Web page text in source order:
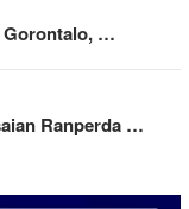
Gorontalo, …
Ranperda …